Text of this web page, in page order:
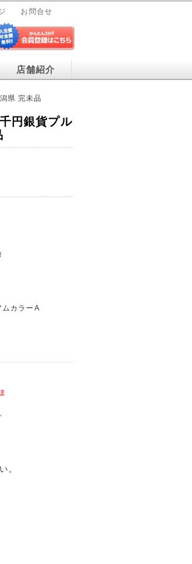
お問合せ
店舗紹介
県 完未品
円銀貨プル
カラーA
。